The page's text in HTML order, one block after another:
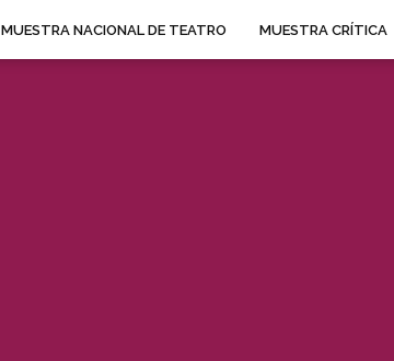
MUESTRA NACIONAL DE TEATRO MUESTRA CRÍTICA